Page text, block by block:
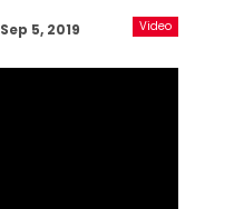
Video
Sep 5, 2019